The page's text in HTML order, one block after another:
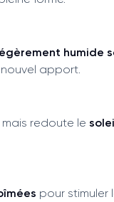
humide
apport.
, mais redoute le
pour stimuler